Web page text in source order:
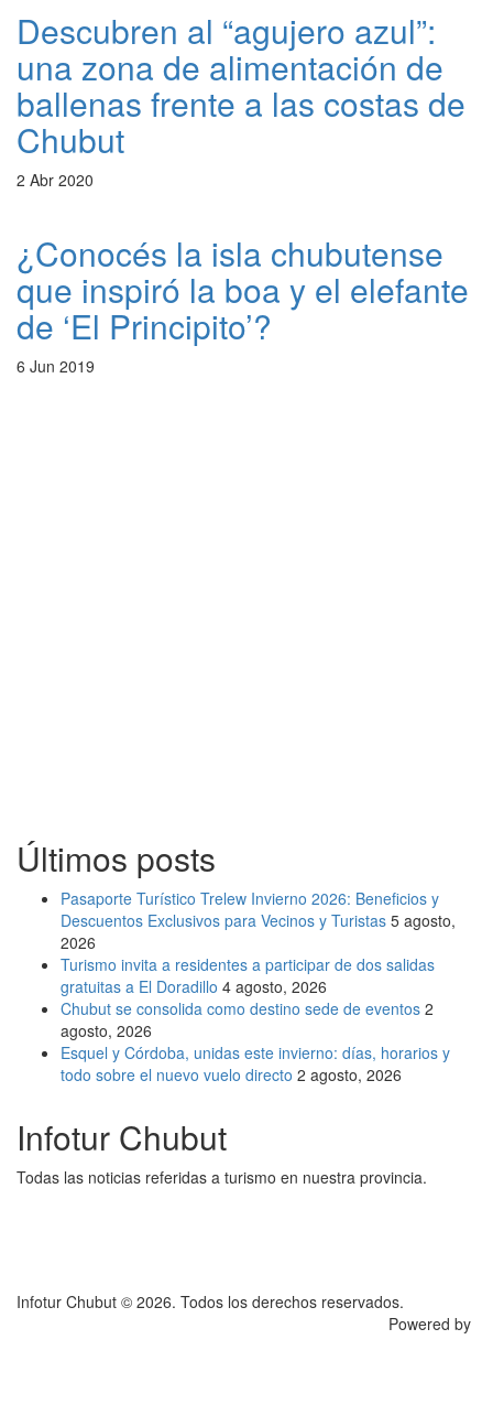
Descubren al “agujero azul”:
una zona de alimentación de
ballenas frente a las costas de
Chubut
2 Abr 2020
¿Conocés la isla chubutense
que inspiró la boa y el elefante
de ‘El Principito’?
6 Jun 2019
Últimos posts
Pasaporte Turístico Trelew Invierno 2026: Beneficios y
Descuentos Exclusivos para Vecinos y Turistas 5 agosto,
2026
Turismo invita a residentes a participar de dos salidas
gratuitas a El Doradillo 4 agosto, 2026
Chubut se consolida como destino sede de eventos 2
agosto, 2026
Esquel y Córdoba, unidas este invierno: días, horarios y
todo sobre el nuevo vuelo directo 2 agosto, 2026
Infotur Chubut
Todas las noticias referidas a turismo en nuestra provincia.
Infotur Chubut © 2026. Todos los derechos reservados.
Powered by